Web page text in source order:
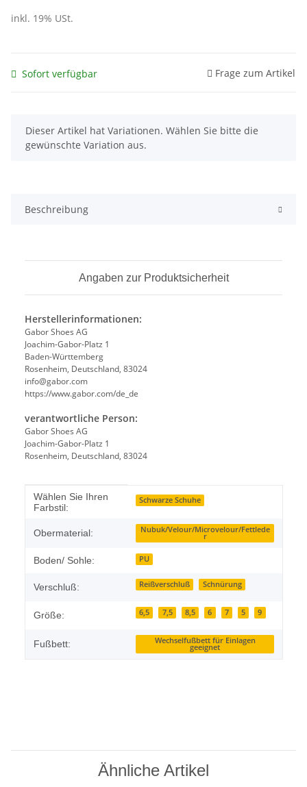
inkl. 19% USt.
Sofort verfügbar Frage zum Artikel
x
Dieser Artikel hat Variationen. Wählen Sie bitte die
gewünschte Variation aus.
Beschreibung
Angaben zur Produktsicherheit
Herstellerinformationen:
Gabor Shoes AG
Joachim-Gabor-Platz 1
Baden-Württemberg
Rosenheim, Deutschland, 83024
info@gabor.com
https://www.gabor.com/de_de
verantwortliche Person:
Gabor Shoes AG
Joachim-Gabor-Platz 1
Rosenheim, Deutschland, 83024
Produkteigenschaft
Wert
Wählen Sie Ihren
Farbstil:
Schwarze Schuhe
Obermaterial: Nubuk/Velour/Microvelour/Fettlede
r
Boden/ Sohle: PU
Verschluß: Reißverschluß Schnürung
Größe: 6,5 7,5 8,5 6 7 5 9
Fußbett: Wechselfußbett für Einlagen
geeignet
Ähnliche Artikel